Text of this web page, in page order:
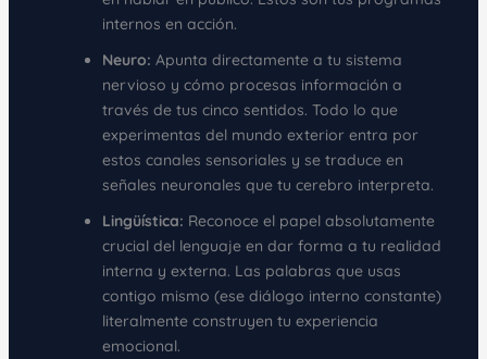
internos en acción.
Neuro: Apunta directamente a tu sistema
nervioso y cómo procesas información a
través de tus cinco sentidos. Todo lo que
experimentas del mundo exterior entra por
estos canales sensoriales y se traduce en
señales neuronales que tu cerebro interpreta.
Lingüística: Reconoce el papel absolutamente
crucial del lenguaje en dar forma a tu realidad
interna y externa. Las palabras que usas
contigo mismo (ese diálogo interno constante)
literalmente construyen tu experiencia
emocional.